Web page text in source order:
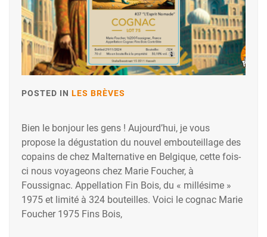
POSTED IN LES BRÈVES
Bien le bonjour les gens ! Aujourd’hui, je vous
propose la dégustation du nouvel embouteillage des
copains de chez Malternative en Belgique, cette fois-
ci nous voyageons chez Marie Foucher, à
Foussignac. Appellation Fin Bois, du « millésime »
1975 et limité à 324 bouteilles. Voici le cognac Marie
Foucher 1975 Fins Bois,